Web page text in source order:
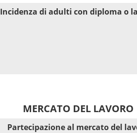
Incidenza di adulti con diploma o
MERCATO DEL LAVORO
Partecipazione al mercato del